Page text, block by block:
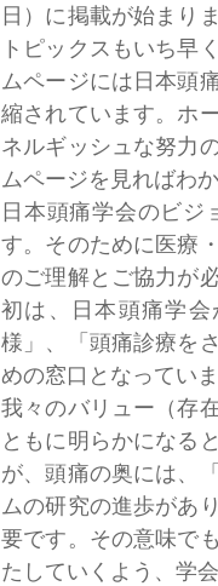
日）に掲載が始まり
トピックスもいち早
ムページには日本頭
縮されています。ホ
ネルギッシュな努力
ムページを見ればわ
日本頭痛学会のビジ
す。そのために医療
のご理解とご協力が
初は、日本頭痛学
様」、「頭痛診療を
めの窓口となってい
我々のバリュー（存
ともに明らかになる
が、頭痛の奥には、
ムの研究の進歩があ
要です。その意味で
たしていくよう、学